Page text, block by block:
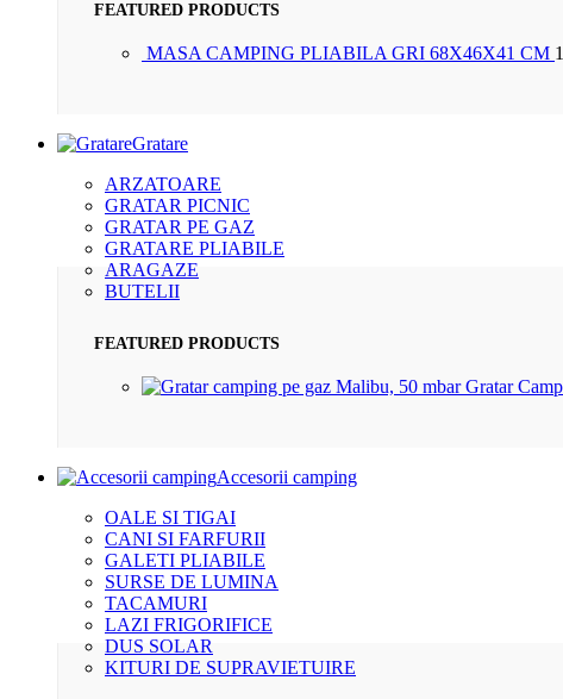
FEATURED PRODUCTS
MASA CAMPING PLIABILA GRI 68X46X41 CM
Gratare
ARZATOARE
GRATAR PICNIC
GRATAR PE GAZ
GRATARE PLIABILE
ARAGAZE
BUTELII
FEATURED PRODUCTS
Gratar
Accesorii camping
OALE SI TIGAI
CANI SI FARFURII
GALETI PLIABILE
SURSE DE LUMINA
TACAMURI
LAZI FRIGORIFICE
DUS SOLAR
KITURI DE SUPRAVIETUIRE